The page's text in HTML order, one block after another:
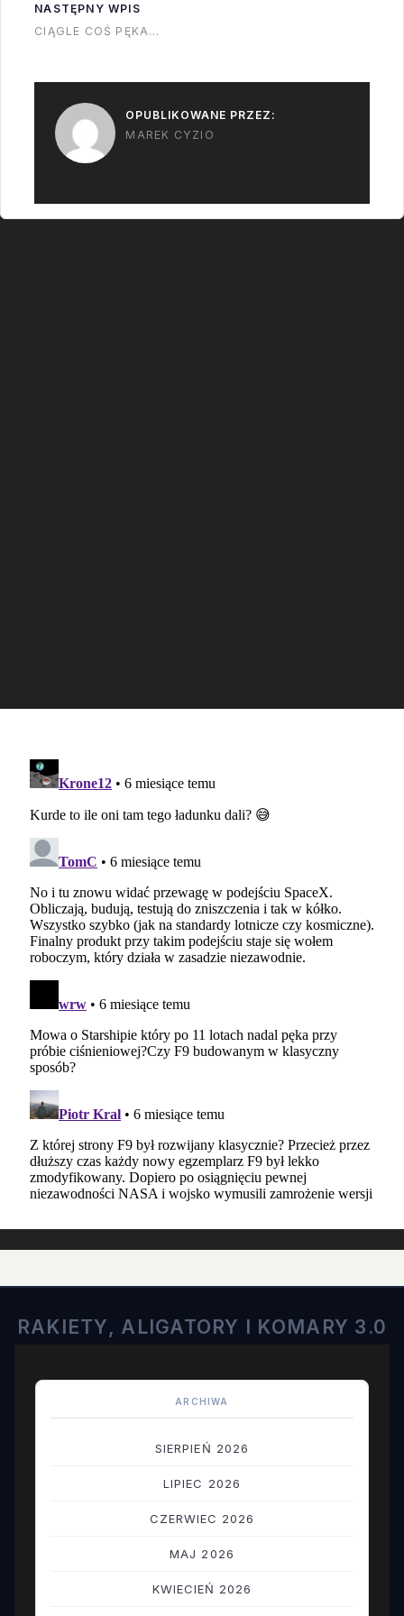
Progress zdecydował
udała,…
NASTĘPNY WPIS
CIĄGLE COŚ PĘKA…
OPUBLIKOWANE PRZEZ:
MAREK CYZIO
RAKIETY, ALIGATORY I KOMARY 3.0
ARCHIWA
SIERPIEŃ 2026
LIPIEC 2026
CZERWIEC 2026
MAJ 2026
KWIECIEŃ 2026